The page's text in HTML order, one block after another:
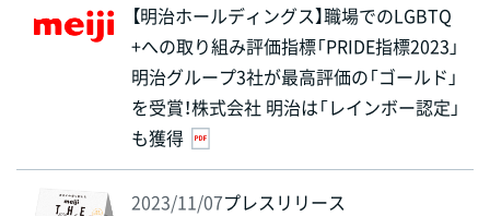
【明治ホールディングス】職場でのLGBTQ
+への取り組み評価指標「PRIDE指標2023」
明治グループ3社が最高評価の「ゴールド」
を受賞！株式会社 明治は「レインボー認定」
も獲得
2023/11/07プレスリリース